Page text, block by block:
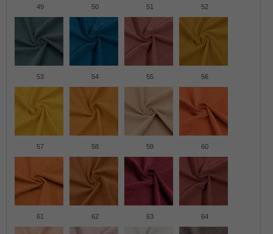
49 50 51 52
53 54 55 56
57 58 59 60
61 62 63 64